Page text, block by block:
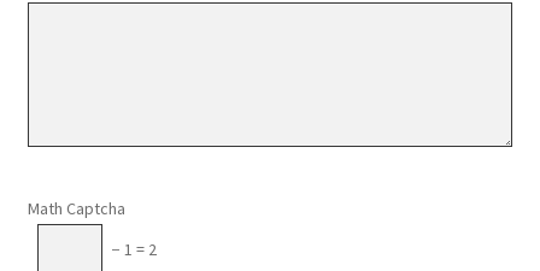
Math Captcha
− 1 = 2